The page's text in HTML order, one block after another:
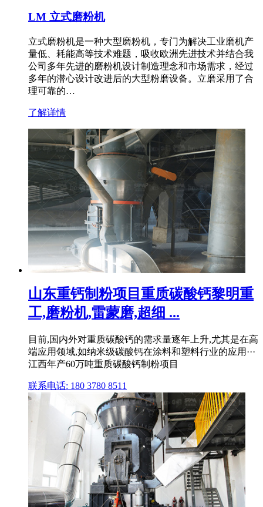
LM 立式磨粉机
立式磨粉机是一种大型磨粉机，专门为解决工业磨机产
量低、耗能高等技术难题，吸收欧洲先进技术并结合我
公司多年先进的磨粉机设计制造理念和市场需求，经过
多年的潜心设计改进后的大型粉磨设备。立磨采用了合
理可靠的…
了解详情
山东重钙制粉项目重质碳酸钙黎明重
工,磨粉机,雷蒙磨,超细 ...
目前,国内外对重质碳酸钙的需求量逐年上升,尤其是在高
端应用领域,如纳米级碳酸钙在涂料和塑料行业的应用···
江西年产60万吨重质碳酸钙制粉项目
联系电话: 180 3780 8511